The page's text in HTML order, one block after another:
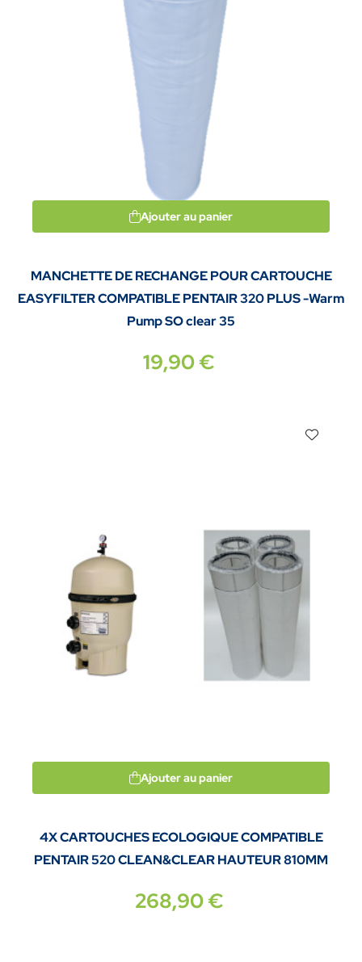
Ajouter au panier
MANCHETTE DE RECHANGE POUR CARTOUCHE
EASYFILTER COMPATIBLE PENTAIR 320 PLUS -Warm
Pump SO clear 35
19,90 €
Ajouter au panier
4X CARTOUCHES ECOLOGIQUE COMPATIBLE
PENTAIR 520 CLEAN&CLEAR HAUTEUR 810MM
268,90 €